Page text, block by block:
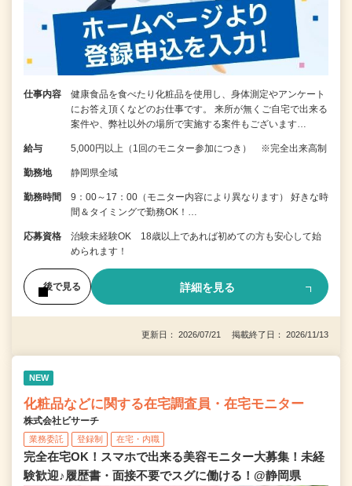
仕事内容
健康食品を食べたり化粧品を使用し、身体測定やアンケート
にお答え頂くなどのお仕事です。 来所が無くご自宅で出来る
案件や、弊社以外の場所で実施する案件もございます…
給与 5,000円以上（1回のモニター参加につき） ※完全出来高制
勤務地 静岡県全域
勤務時間
9：00～17：00（モニター内容により異なります） 好きな時
間＆タイミングで勤務OK！…
応募資格
治験未経験OK 18歳以上であれば初めての方も安心して始
められます！
後で見る 詳細を見る
更新日： 2026/07/21 掲載終了日： 2026/11/13
NEW
化粧品などに関する在宅調査員・在宅モニター
株式会社ビサーチ
業務委託 登録制 在宅・内職
完全在宅OK！スマホで出来る美容モニター大募集！未経
験歓迎♪履歴書・面接不要でスグに働ける！@静岡県